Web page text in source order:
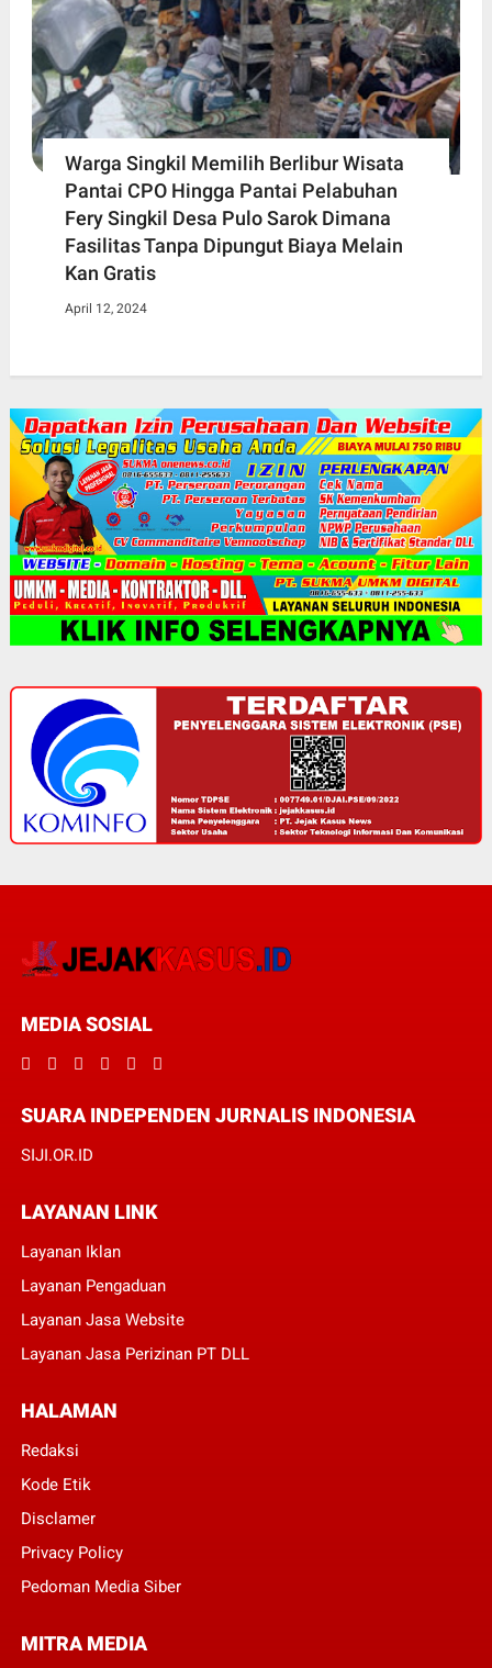
Warga Singkil Memilih Berlibur Wisata
Pantai CPO Hingga Pantai Pelabuhan
Fery Singkil Desa Pulo Sarok Dimana
Fasilitas Tanpa Dipungut Biaya Melain
Kan Gratis
April 12, 2024
MEDIA SOSIAL
SUARA INDEPENDEN JURNALIS INDONESIA
SIJI.OR.ID
LAYANAN LINK
Layanan Iklan
Layanan Pengaduan
Layanan Jasa Website
Layanan Jasa Perizinan PT DLL
HALAMAN
Redaksi
Kode Etik
Disclamer
Privacy Policy
Pedoman Media Siber
MITRA MEDIA